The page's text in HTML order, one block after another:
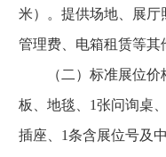
米）。提供场地、展
管理费、电箱租赁等其
（二）标准展位价格
板、地毯、1张问询桌
插座、1条含展位号及